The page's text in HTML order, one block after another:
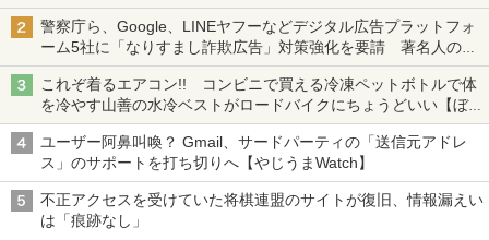
も、持ち替えずに書き込める
警察庁ら、Google、LINEヤフーなどデジタル広告プラットフォ
ーム5社に「なりすまし詐欺広告」対策強化を要請 著名人の写
真や映像を使った投資詐欺などへの対策として
これぞ着るエアコン!! コンビニで買える冷凍ペットボトルで体
を冷やす山善の水冷ベストがロードバイクにちょうどいい【ぼっ
ち・ざ・ろーど！その14】【空いた時間でなにしてる？】
ユーザー阿鼻叫喚？ Gmail、サードパーティの「送信元アドレ
ス」のサポートを打ち切りへ【やじうまWatch】
不正アクセスを受けていた将棋連盟のサイトが復旧、情報漏えい
は「痕跡なし」